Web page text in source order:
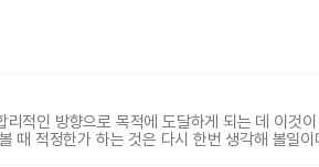
적인 방향으로 목적에 도달하게 되는 데 이
적정한가 하는 것은 다시 한번 생각해 볼일